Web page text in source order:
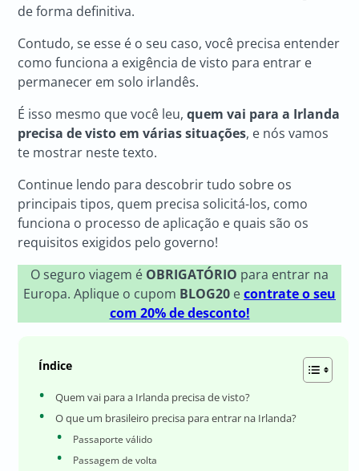
de forma definitiva.
Contudo, se esse é o seu caso, você precisa entender
como funciona a exigência de visto para entrar e
permanecer em solo irlandês.
É isso mesmo que você leu,quem vai para a Irlanda
precisa de vistoem várias situações, e nós vamos
te mostrar neste texto.
Continue lendo para descobrir tudo sobre os
principais tipos, quem precisa solicitá-los, como
funciona o processo de aplicação e quais são os
requisitos exigidos pelo governo!
O seguro viagem é OBRIGATÓRIO para entrar na
Europa. Aplique o cupom BLOG20 econtrate o seu
com 20% de desconto!
Índice
Quem vai para a Irlanda precisa de visto?
O que um brasileiro precisa para entrar na Irlanda?
Passaporte válido
Passagem de volta